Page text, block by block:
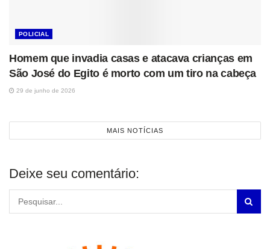
POLICIAL
Homem que invadia casas e atacava crianças em
São José do Egito é morto com um tiro na cabeça
29 de junho de 2026
MAIS NOTÍCIAS
Deixe seu comentário: